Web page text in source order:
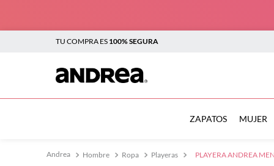
TU COMPRA ES 100% SEGURA
ZAPATOS MUJER
Hombre Ropa Playeras PLAYERA ANDREA
TÉRMINOS MÁS BUSCADOS
zapatillas